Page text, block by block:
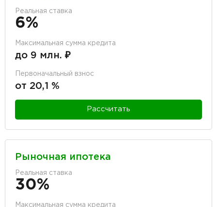
Реальная ставка
6%
Максимальная сумма кредита
до 9 млн. ₽
Первоначальный взнос
от 20,1 %
Рассчитать
Рыночная ипотека
Реальная ставка
30%
Максимальная сумма кредита